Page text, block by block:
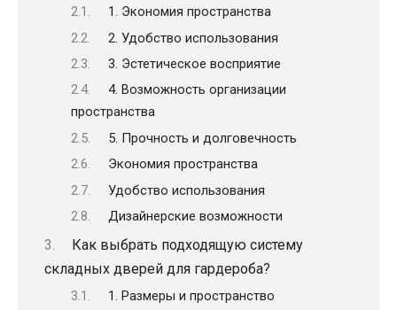
1. Экономия пространства
2. Удобство использования
3. Эстетическое восприятие
4. Возможность организации
пространства
5. Прочность и долговечность
Экономия пространства
Удобство использования
Дизайнерские возможности
Как выбрать подходящую систему
складных дверей для гардероба?
1. Размеры и пространство